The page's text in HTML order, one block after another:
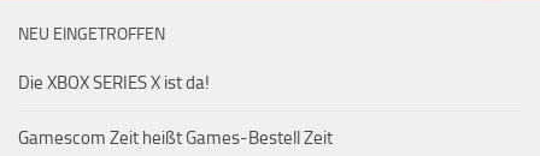
NEU EINGETROFFEN
Die XBOX SERIES X ist da!
Gamescom Zeit heißt Games-Bestell Zeit